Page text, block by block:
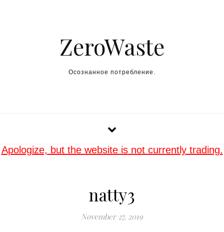
ZeroWaste
Осознанное потребление.
Apologize, but the website is not currently trading.
natty3
November 27, 2019